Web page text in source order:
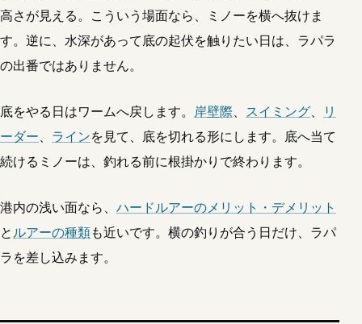
高さが見える。こういう場面なら、ミノーを横へ抜けま
す。逆に、水深があって底の起伏を触りたい日は、ラパラ
の出番ではありません。
底をやる日はワームへ戻します。 岸壁際、 スイミング、
リ
ーダー、 ラインを見て、底を切れる形にします。底へ当て
続けるミノーは、釣れる前に根掛かりで終わります。
港内の浅い面なら、 ハードルアーのメリット・デメリット
とルアーの種類も近いです。横の釣りが合う日だけ、ラパ
ラを差し込みます。